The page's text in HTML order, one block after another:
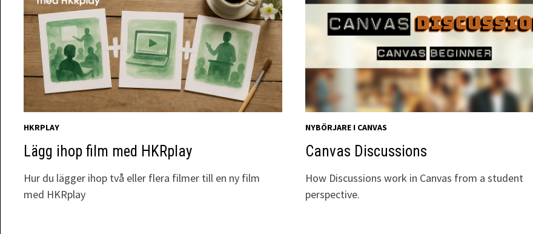
HKRPLAY
Lägg ihop film med HKRplay
Hur du lägger ihop två eller flera filmer till en ny film
med HKRplay
NYBÖRJARE I CANVAS
Canvas Discussions
How Discussions work in Canvas from a student
perspective.